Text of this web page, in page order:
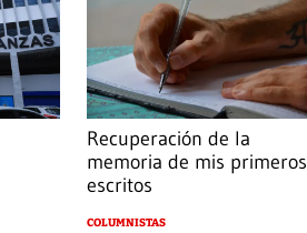
Recuperación de la
memoria de mis primeros
escritos
COLUMNISTAS